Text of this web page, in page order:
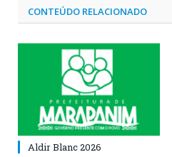
CONTEÚDO RELACIONADO
Aldir Blanc 2026